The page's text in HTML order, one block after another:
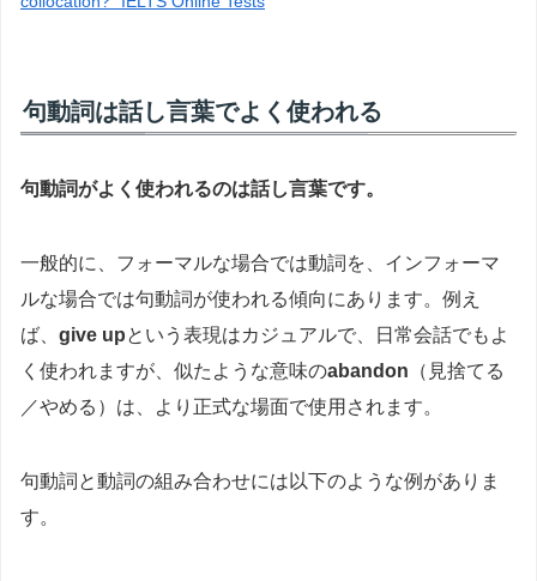
句動詞は話し言葉でよく使われる
句動詞がよく使われるのは話し言葉です。
一般的に、フォーマルな場合では動詞を、インフォーマ
ルな場合では句動詞が使われる傾向にあります。例え
ば、 give upという表現はカジュアルで、日常会話でもよ
く使われますが、似たような意味のabandon （見捨てる
／やめる）は、より正式な場面で使用されます。
句動詞と動詞の組み合わせには以下のような例がありま
す。